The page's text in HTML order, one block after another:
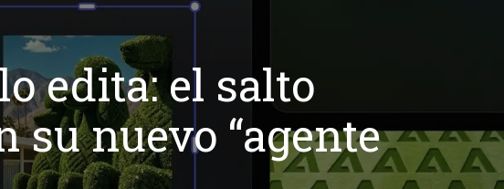
edita: el salto
nuevo “agente